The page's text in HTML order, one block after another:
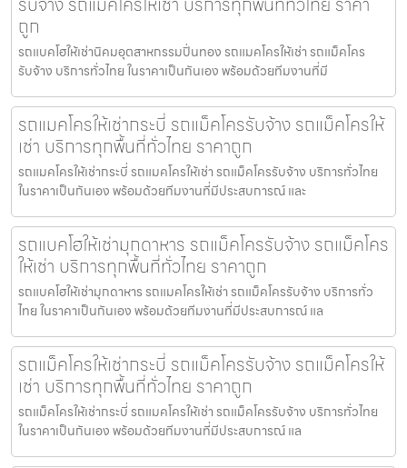
ถูก
รถแบคโฮให้เช่านิคมอุตสาหกรรมปิ่นทอง รถแมคโครให้เช่า รถแม็คโคร
รับจ้าง บริการทั่วไทย ในราคาเป็นกันเอง พร้อมด้วยทีมงานที่มี
รถแมคโครให้เช่ากระบี่ รถแม็คโครรับจ้าง รถแม็คโครให้
เช่า บริการทุกพื้นที่ทั่วไทย ราคาถูก
รถแมคโครให้เช่ากระบี่ รถแมคโครให้เช่า รถแม็คโครรับจ้าง บริการทั่วไทย
ในราคาเป็นกันเอง พร้อมด้วยทีมงานที่มีประสบการณ์ และ
รถแบคโฮให้เช่ามุกดาหาร รถแม็คโครรับจ้าง รถแม็คโคร
ให้เช่า บริการทุกพื้นที่ทั่วไทย ราคาถูก
รถแบคโฮให้เช่ามุกดาหาร รถแมคโครให้เช่า รถแม็คโครรับจ้าง บริการทั่ว
ไทย ในราคาเป็นกันเอง พร้อมด้วยทีมงานที่มีประสบการณ์ แล
รถแม็คโครให้เช่ากระบี่ รถแม็คโครรับจ้าง รถแม็คโครให้
เช่า บริการทุกพื้นที่ทั่วไทย ราคาถูก
รถแม็คโครให้เช่ากระบี่ รถแมคโครให้เช่า รถแม็คโครรับจ้าง บริการทั่วไทย
ในราคาเป็นกันเอง พร้อมด้วยทีมงานที่มีประสบการณ์ แล